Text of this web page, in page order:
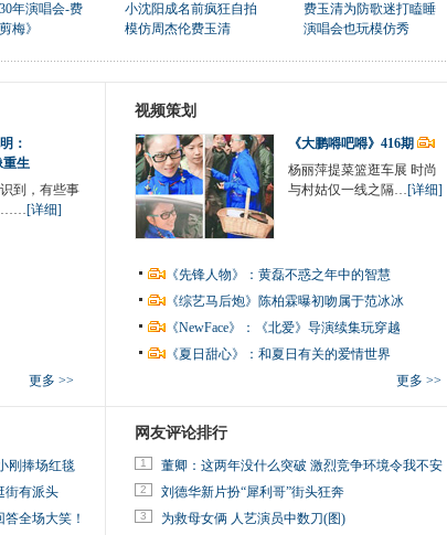
年演唱会-费
梅》
小沈阳成名前疯狂自拍
模仿周杰伦费玉清
费玉清为防歌迷打瞌睡
演唱会也玩模仿秀
：
重生
到，有些事
……[详细]
更多 >>
视频策划
《大鹏嘚吧嘚》416期
杨丽萍提菜篮逛车展 时尚
与村姑仅一线之隔…[详细]
《先锋人物》：黄磊不惑之年中的智慧
《综艺马后炮》陈柏霖曝初吻属于范冰冰
《NewFace》：《北爱》导演续集玩穿越
《夏日甜心》：和夏日有关的爱情世界
更多 >>
刚捧场红毯
街有派头
全场大笑！
网友评论排行
1 董卿：这两年没什么突破 激烈竞争环境令我不安
2 刘德华新片扮“犀利哥”街头狂奔
3 为救母女俩 人艺演员中数刀(图)